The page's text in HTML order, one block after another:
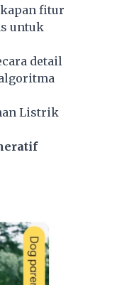
fitur
untuk
detail
Listrik